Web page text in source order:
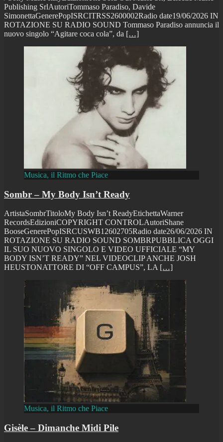
Publishing SrlAutoriTommaso Paradiso, Davide
SimonettaGenerePopISRCITRSS2600002Radio date19/06/2026 IN
ROTAZIONE SU RADIO SOUND Tommaso Paradiso annuncia il
nuovo singolo “Agitare coca cola”, da […]
Musica, il Ritmo che Piace
Sombr – My Body Isn’t Ready
ArtistaSombrTitoloMy Body Isn’t ReadyEtichettaWarner
RecordsEdizioniCOPYRIGHT CONTROLAutoriShane
BooseGenerePopISRCUSWB12602705Radio date26/06/2026 IN
ROTAZIONE SU RADIO SOUND SOMBRPUBBLICA OGGI
IL SUO NUOVO SINGOLO E VIDEO UFFICIALE “MY
BODY ISN’T READY” NEL VIDEOCLIP ANCHE JOSH
HEUSTONATTORE DI “OFF CAMPUS”, LA […]
Musica, il Ritmo che Piace
Gisèle – Dimanche Midi Pile